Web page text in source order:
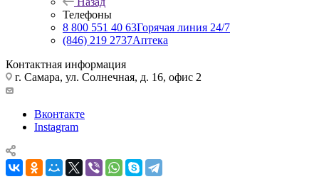
Телефоны
8 800 551 40 63Горячая линия 24/7
(846) 219 2737Аптека
Контактная информация
г. Самара, ул. Солнечная, д. 16, офис 2
Вконтакте
Instagram